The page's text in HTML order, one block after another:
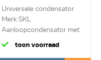
Universele condensator
Merk SKL
Aanloopcondensator met
kab...
toon voorraad